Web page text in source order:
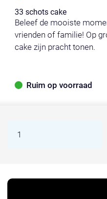
33 schots cake
Beleef de mooiste
vrienden of familie! Op
cake zijn pracht tonen.
Ruim op voorraad